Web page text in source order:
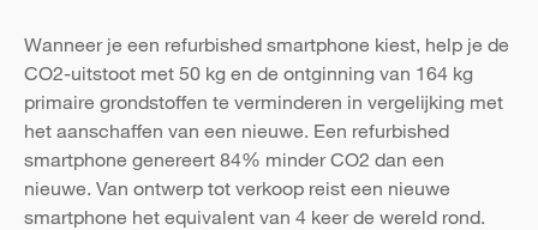
Wanneer je een refurbished smartphone kiest, help je de
CO2-uitstoot met 50 kg en de ontginning van 164 kg
primaire grondstoffen te verminderen in vergelijking met
het aanschaffen van een nieuwe. Een refurbished
smartphone genereert 84% minder CO2 dan een
nieuwe. Van ontwerp tot verkoop reist een nieuwe
smartphone het equivalent van 4 keer de wereld rond.